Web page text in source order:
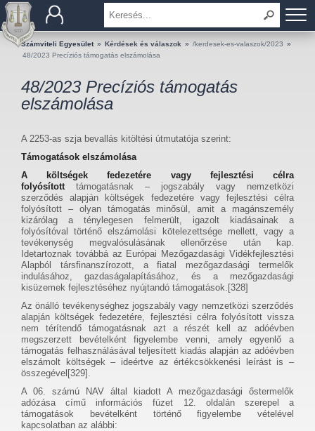
BEMUTATKOZÁS
TAGOK
OKTATÁS
KÉRDÉSEK ÉS VÁLASZOK
TUDÁSTÁR
KIADVÁNYOK
KAPCSOLAT
Számviteli Egyesület » Kérdések és válaszok » /kerdesek-es-valaszok/2023 »
48/2023 Precíziós támogatás elszámolása
48/2023 Precíziós támogatás
elszámolása
A 2253-as szja bevallás kitöltési útmutatója szerint:
Támogatások elszámolása
A költségek fedezetére vagy fejlesztési célra
folyósítotttámogatásnak – jogszabály vagy nemzetközi
szerződés alapján költségek fedezetére vagy fejlesztési célra
folyósított – olyan támogatás minősül, amit a magánszemély
kizárólag a ténylegesen felmerült, igazolt kiadásainak a
folyósítóval történő elszámolási kötelezettsége mellett, vagy a
tevékenység megvalósulásának ellenőrzése után kap.
Idetartoznak továbbá az Európai Mezőgazdasági Vidékfejlesztési
Alapból társfinanszírozott, a fiatal mezőgazdasági termelők
indulásához, gazdaságalapításához, és a mezőgazdasági
kisüzemek fejlesztéséhez nyújtandó támogatások.[328]
Az önálló tevékenységhez jogszabály vagy nemzetközi szerződés
alapján költségek fedezetére, fejlesztési célra folyósított vissza
nem térítendő támogatásnak azt a részét kell az adóévben
megszerzett bevételként figyelembe venni, amely egyenlő a
támogatás felhasználásával teljesített kiadás alapján az adóévben
elszámolt költségek – ideértve az értékcsökkenési leírást is –
összegével[329].
A 06. számú NAV által kiadott A mezőgazdasági őstermelők
adózása című információs füzet 12. oldalán szerepel a
támogatások bevételként történő figyelembe vételével
kapcsolatban az alábbi: